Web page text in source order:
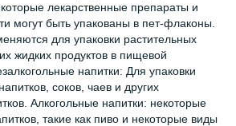
лекарственные препараты и
могут быть упакованы в пет-флаконы.
для упаковки растительных
жидких продуктов в пищевой
напитки: Для упаковки
соков, чаев и других
Алкогольные напитки: некоторые
такие как пиво и некоторые виды